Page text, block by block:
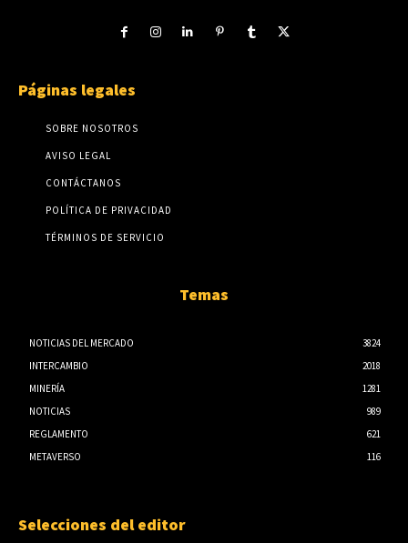
Páginas legales
SOBRE NOSOTROS
AVISO LEGAL
CONTÁCTANOS
POLÍTICA DE PRIVACIDAD
TÉRMINOS DE SERVICIO
Temas
NOTICIAS DEL MERCADO
3824
INTERCAMBIO
2018
MINERÍA
1281
NOTICIAS
989
REGLAMENTO
621
METAVERSO
116
Selecciones del editor